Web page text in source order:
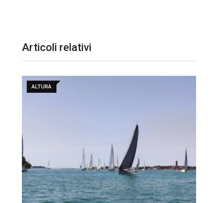
Articoli relativi
ALTURA